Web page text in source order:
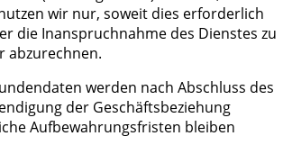
wir nur, soweit dies erforderlich
die Inanspruchnahme des Dienstes zu
abzurechnen.
werden nach Abschluss des
der Geschäftsbeziehung
Aufbewahrungsfristen bleiben